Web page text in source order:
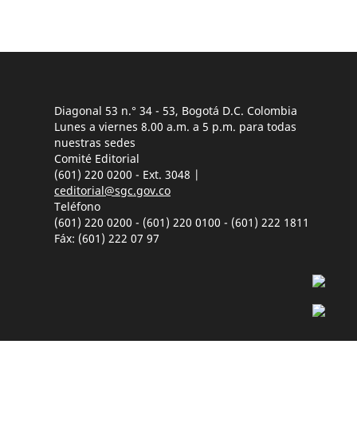
Diagonal 53 n.° 34 - 53, Bogotá D.C. Colombia
Lunes a viernes 8.00 a.m. a 5 p.m. para todas
nuestras sedes
Comité Editorial
(601) 220 0200 - Ext. 3048 |
ceditorial@sgc.gov.co
Teléfono
(601) 220 0200 - (601) 220 0100 - (601) 222 1811
Fáx: (601) 222 07 97